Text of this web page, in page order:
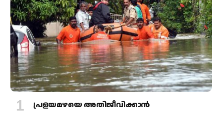
പ്രളയമഴയെ അതിജീവിക്കാന്‍